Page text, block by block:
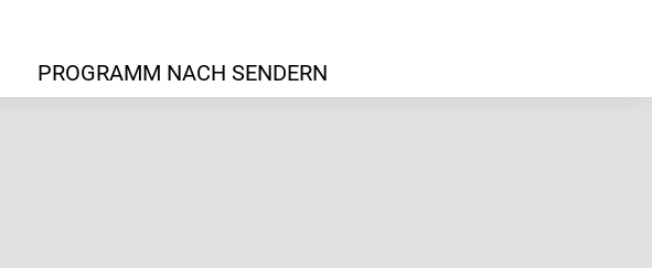
PROGRAMM NACH SENDERN